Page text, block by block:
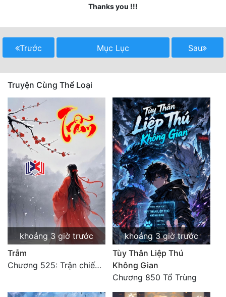
Phương Tây
Phản Phái
Quân Sự
Sảng Văn
Sắc
Sủng
Thanh Xuân
Tiên Hiệp
Tiểu Thuyết
Trinh Thám
Triều Đấu
Trùng Sinh
Thanks you !!!
Trước Mục Lục Sau
Truyện Cùng Thể Loại
khoảng 3 giờ trước
Trẫm
Chương 525: Trận chiến tấn công phòng thủ Macao (2)
khoảng 3 giờ trước
Tùy Thân Liệp Thú
Không Gian
Chương 850 Tổ Trùng